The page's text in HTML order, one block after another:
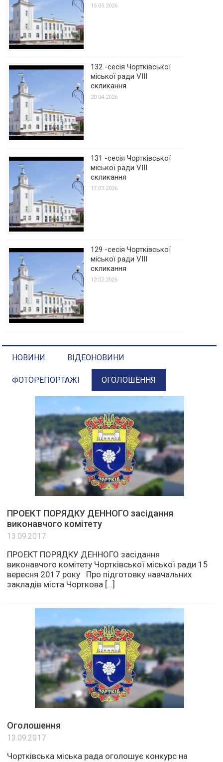
15.05.2026
132 -сесія Чортківської
міської ради VIII
скликання
20.04.2026
131 -сесія Чортківської
міської ради VIII
скликання
17.03.2026
129 -сесія Чортківської
міської ради VIII
скликання
12.02.2026
НОВИНИ ВІДЕОНОВИНИ
ФОТОРЕПОРТАЖІ ОГОЛОШЕННЯ
ПРОЕКТ ПОРЯДКУ ДЕННОГО засідання
виконавчого комітету
13.09.2017
ПРОЕКТ ПОРЯДКУ ДЕННОГО засідання
виконавчого комітету Чортківської міської ради 15
вересня 2017 року Про підготовку навчальних
закладів міста Чорткова […]
Оголошення
13.09.2017
Чортківська міська рада оголошує конкурс на